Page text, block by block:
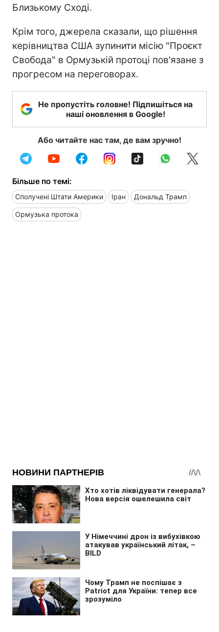
Близькому Сході.
Крім того, джерела сказали, що рішення
керівництва США зупинити місію "Проєкт
Свобода" в Ормузькій протоці пов'язане з
прогресом на переговорах.
Не пропустіть головне! Підпишіться на
наші оновлення в Google!
Або читайте нас там, де вам зручно!
Більше по темі:
Сполучені Штати Америки Іран Дональд Трамп
Ормузька протока